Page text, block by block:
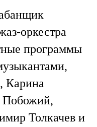
оркестра
программы
Карина
Побожий,
Толкачев и